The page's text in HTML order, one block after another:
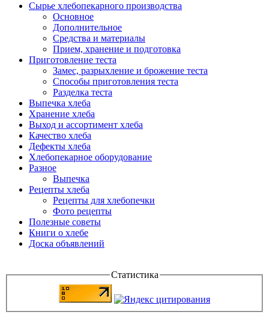
Сырье хлебопекарного производства
Основное
Дополнительное
Средства и материалы
Прием, хранение и подготовка
Приготовление теста
Замес, разрыхление и брожение теста
Способы приготовления теста
Разделка теста
Выпечка хлеба
Хранение хлеба
Выход и ассортимент хлеба
Качество хлеба
Дефекты хлеба
Хлебопекарное оборудование
Разное
Выпечка
Рецепты хлеба
Рецепты для хлебопечки
Фото рецепты
Полезные советы
Книги о хлебе
Доска объявлений
Статистика